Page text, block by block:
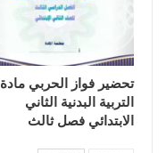
تحضير فواز الحربي مادة
التربية البدنية الثاني
الابتدائي فصل ثالث